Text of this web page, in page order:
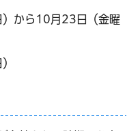
から10月23日（金曜